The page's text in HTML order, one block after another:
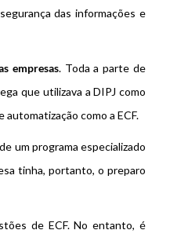
das informações e
empresas. Toda a parte de
que utilizava a DIPJ como
automatização como a ECF.
um programa especializado
tinha, portanto, o preparo
de ECF. No entanto, é